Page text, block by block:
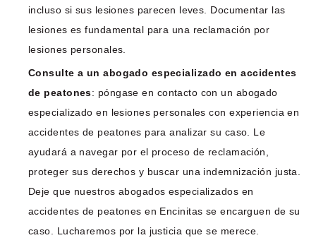
incluso si sus lesiones parecen leves. Documentar las
lesiones es fundamental para una reclamación por
lesiones personales.
Consulte a un abogado especializado en accidentes
de peatones: póngase en contacto con un abogado
especializado en lesiones personales con experiencia en
accidentes de peatones para analizar su caso. Le
ayudará a navegar por el proceso de reclamación,
proteger sus derechos y buscar una indemnización justa.
Deje que nuestros abogados especializados en
accidentes de peatones en Encinitas se encarguen de su
caso. Lucharemos por la justicia que se merece.